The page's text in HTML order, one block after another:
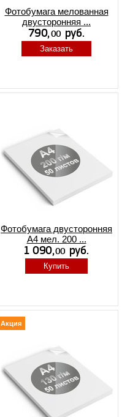
Фотобумага мелованная
двусторонняя ...
Заказать
Фотобумага двусторонняя
А4 мел. 200 ...
Купить
Акция